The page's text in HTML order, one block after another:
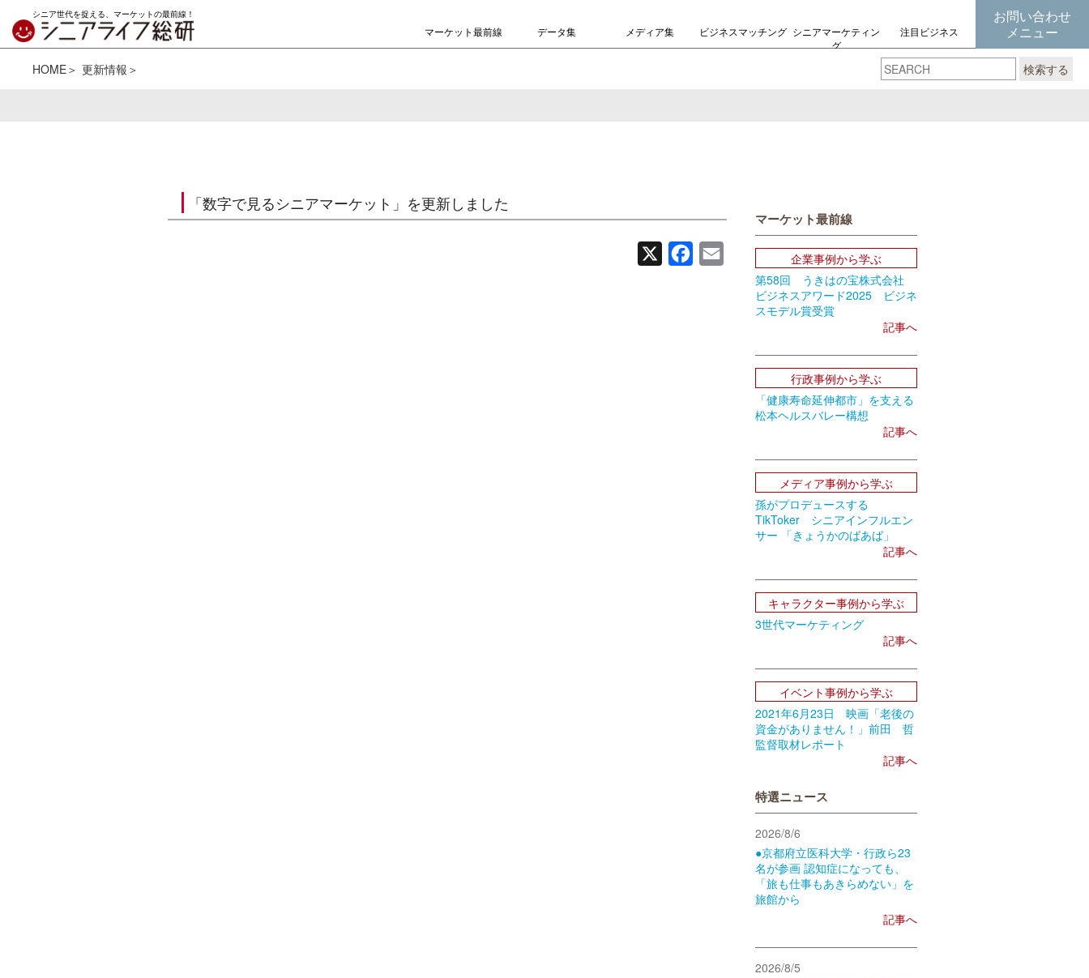
シニア世代を捉える、マーケットの最前線！
マーケット最前線 データ集 メディア集 ビジネスマッチング シニアマーケティン
グ
注目ビジネス
お問い合わせ
メニュー
HOME 更新情報 検索する
「数字で見るシニアマーケット」を更新しました
FacebookEmail
マーケット最前線
企業事例から学ぶ
第58回 うきはの宝株式会社
ビジネスアワード2025 ビジネ
スモデル賞受賞
記事へ
行政事例から学ぶ
「健康寿命延伸都市」を支える
松本ヘルスバレー構想
記事へ
メディア事例から学ぶ
孫がプロデュースする
TikToker シニアインフルエン
サー 「きょうかのばあば」
記事へ
キャラクター事例から学ぶ
3世代マーケティング
記事へ
イベント事例から学ぶ
2021年6月23日 映画「老後の
資金がありません！」前田 哲
監督取材レポート
記事へ
特選ニュース
2026/8/6
●京都府立医科大学・行政ら23
名が参画 認知症になっても、
「旅も仕事もあきらめない」を
旅館から
記事へ
2026/8/5